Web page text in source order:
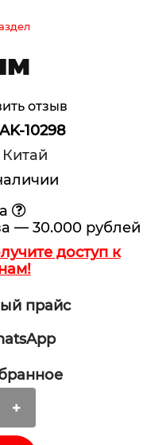
отзыв
10298
Китай
— 30.000 рублей
доступ к
прайс